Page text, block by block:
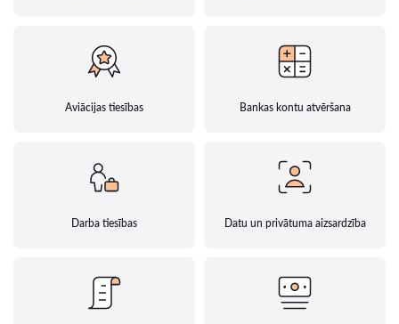
Aviācijas tiesības Bankas kontu atvēršana
Darba tiesības Datu un privātuma aizsardzība